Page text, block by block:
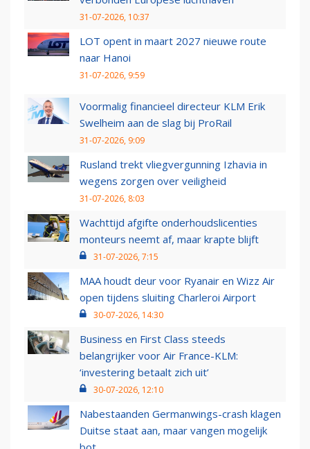
31-07-2026, 10:37
LOT opent in maart 2027 nieuwe route
naar Hanoi
31-07-2026, 9:59
Voormalig financieel directeur KLM Erik
Swelheim aan de slag bij ProRail
31-07-2026, 9:09
Rusland trekt vliegvergunning Izhavia in
wegens zorgen over veiligheid
31-07-2026, 8:03
Wachttijd afgifte onderhoudslicenties
monteurs neemt af, maar krapte blijft
31-07-2026, 7:15
MAA houdt deur voor Ryanair en Wizz Air
open tijdens sluiting Charleroi Airport
30-07-2026, 14:30
Business en First Class steeds
belangrijker voor Air France-KLM:
‘investering betaalt zich uit’
30-07-2026, 12:10
Nabestaanden Germanwings-crash klagen
Duitse staat aan, maar vangen mogelijk